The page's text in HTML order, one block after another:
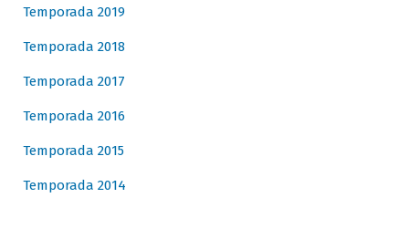
Temporada 2019
Temporada 2018
Temporada 2017
Temporada 2016
Temporada 2015
Temporada 2014